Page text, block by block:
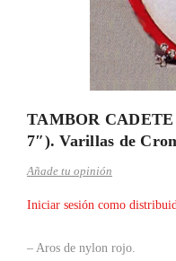
TAMBOR
7″). Varillas de
Añade tu opinión
Iniciar sesión como
– Aros de nylon rojo.